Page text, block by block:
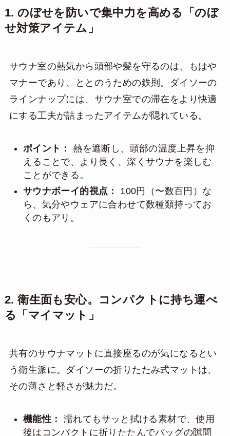
1. のぼせを防いで集中力を高める「のぼ
せ対策アイテム」
サウナ室の熱気から頭部や髪を守るのは、もはや
マナーであり、ととのうための鉄則。ダイソーの
ラインナップには、サウナ室での滞在をより快適
にする工夫が詰まったアイテムが隠れている。
ポイント：
熱を遮断し、頭部の温度上昇を抑
えることで、より長く、深くサウナを楽しむ
ことができる。
サウナボーイ的視点：
100円（〜数百円）な
ら、気分やウェアに合わせて数種類持ってお
くのもアリ。
2. 衛生面も安心。コンパクトに持ち運べ
る「マイマット」
共有のサウナマットに直接座るのが気になるとい
う衛生派に。ダイソーの折りたたみ式マットは、
その薄さと軽さが魅力だ。
機能性：
濡れてもサッと拭ける素材で、使用
後はコンパクトに折りたたんでバッグの隙間